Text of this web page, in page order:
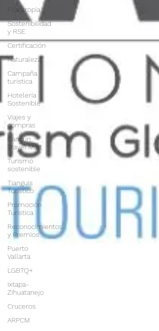
Filantropía
Sostenibilidad
y RSE
Certificación
Naturaleza
Campaña
turística
Hotelería
Sostenible
Viajes y
compras
Cancun
Travel Mart
Turismo
sostenible
Tianguis
Turístico
Promoción
Turística
Reconocimientos
y Premios
Puerto
Vallarta
LGBTQ+
Ixtapa-
Zihuatanejo
Cruceros
ARPCM